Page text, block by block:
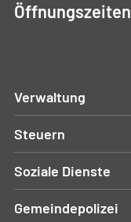
Öffnungszeiten
Verwaltung
Steuern
Soziale Dienste
Gemeindepolizei